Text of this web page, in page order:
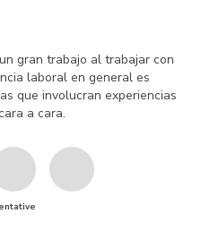
gran trabajo al trabajar con
laboral en general es
que involucran experiencias
a cara.